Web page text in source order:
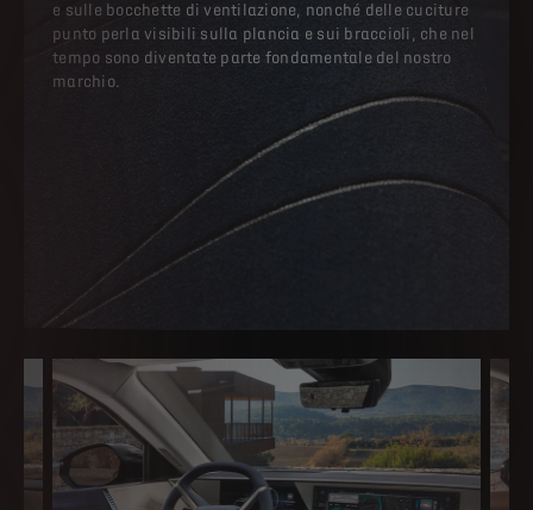
e sulle bocchette di ventilazione, nonché delle cuciture
punto perla visibili sulla plancia e sui braccioli, che nel
tempo sono diventate parte fondamentale del nostro
marchio.